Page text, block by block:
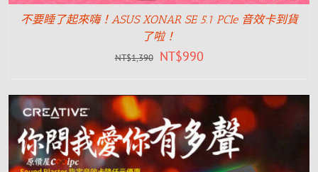
不要睡了起來嗨！ASUS XONAR SE 5.1 PCIe 音效卡到貨
了啦！
NT$1,390 NT$990